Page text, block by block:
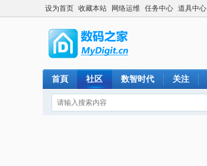
设为首页 收藏本站 网络运维 任务中心 道具中心
首頁 社区 数智时代 关注